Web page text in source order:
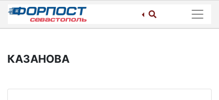
Skip
content
КАЗАНОВА